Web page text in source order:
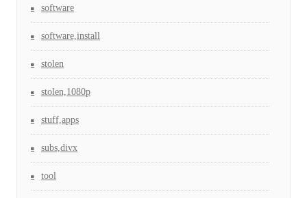
software
software,install
stolen
stolen,1080p
stuff,apps
subs,divx
tool